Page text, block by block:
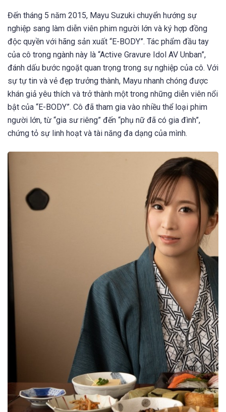
Đến tháng 5 năm 2015, Mayu Suzuki chuyển hướng sự
nghiệp sang làm diễn viên phim người lớn và ký hợp đồng
độc quyền với hãng sản xuất “E-BODY”. Tác phẩm đầu tay
của cô trong ngành này là “Active Gravure Idol AV Unban”,
đánh dấu bước ngoặt quan trọng trong sự nghiệp của cô. Với
sự tự tin và vẻ đẹp trưởng thành, Mayu nhanh chóng được
khán giả yêu thích và trở thành một trong những diễn viên nổi
bật của “E-BODY”. Cô đã tham gia vào nhiều thể loại phim
người lớn, từ “gia sư riêng” đến “phụ nữ đã có gia đình”,
chứng tỏ sự linh hoạt và tài năng đa dạng của mình.